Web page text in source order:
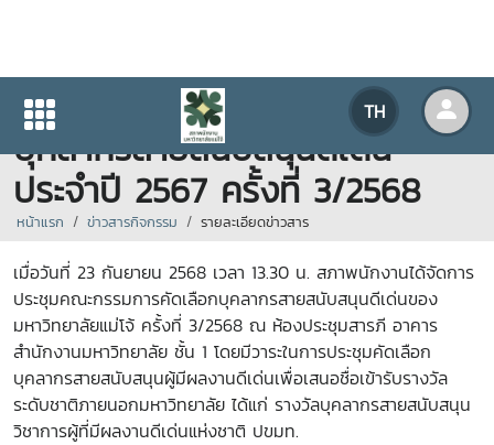
TH
การประชุมคณะกรรมการคัดเลือก
บุคลากรสายสนับสนุนดีเด่น
ประจำปี 2567 ครั้งที่ 3/2568
หน้าแรก ข่าวสารกิจกรรม รายละเอียดข่าวสาร
เมื่อวันที่ 23 กันยายน 2568 เวลา 13.30 น. สภาพนักงานได้จัดการ
ประชุมคณะกรรมการคัดเลือกบุคลากรสายสนับสนุนดีเด่นของ
มหาวิทยาลัยแม่โจ้ ครั้งที่ 3/2568 ณ ห้องประชุมสารภี อาคาร
สำนักงานมหาวิทยาลัย ชั้น 1 โดยมีวาระในการประชุมคัดเลือก
บุคลากรสายสนับสนุนผู้มีผลงานดีเด่นเพื่อเสนอชื่อเข้ารับรางวัล
ระดับชาติภายนอกมหาวิทยาลัย ได้แก่ รางวัลบุคลากรสายสนับสนุน
วิชาการผู้ที่มีผลงานดีเด่นแห่งชาติ ปขมท.